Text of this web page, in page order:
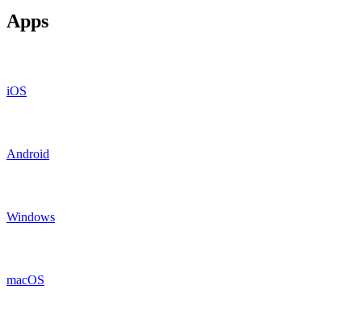
Apps
iOS
Android
Windows
macOS